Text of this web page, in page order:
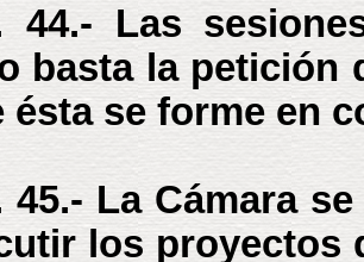
44.- Las
basta la petición
ésta se forme en
45.- La Cámara
los proyectos